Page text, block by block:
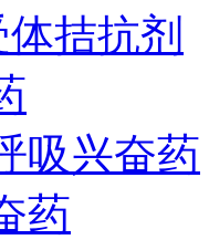
体拮抗剂
吸兴奋药
药